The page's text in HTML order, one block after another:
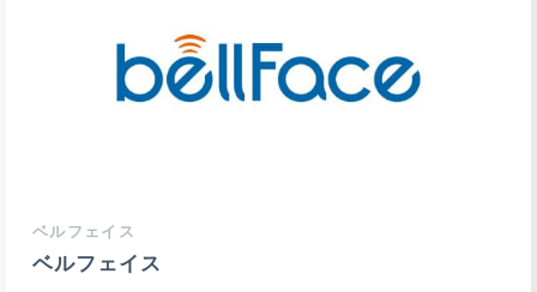
ベルフェイス
ベルフェイス